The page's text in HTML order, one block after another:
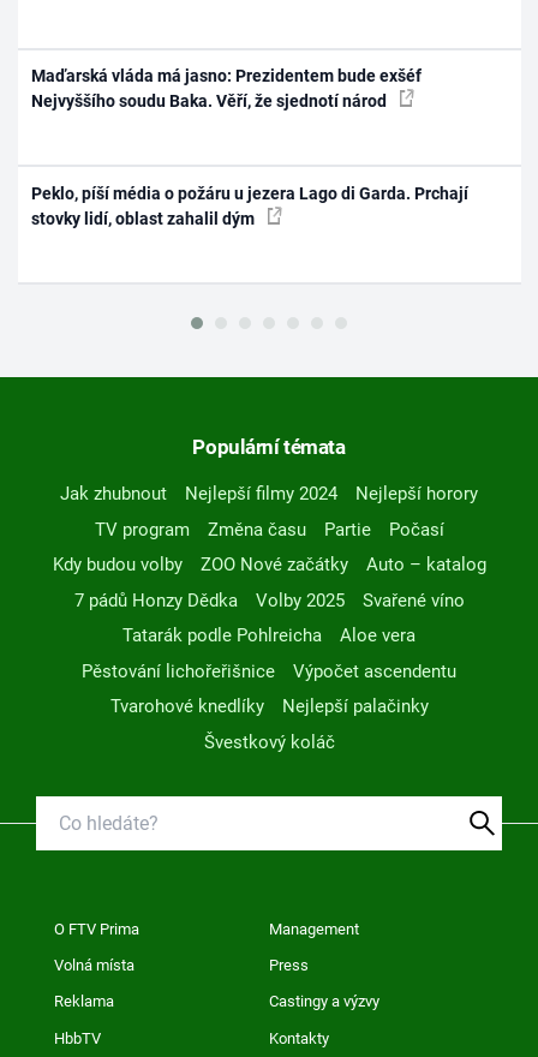
Maďarská vláda má jasno: Prezidentem bude exšéf
Nejvyššího soudu Baka. Věří, že sjednotí národ
Peklo, píší média o požáru u jezera Lago di Garda. Prchají
stovky lidí, oblast zahalil dým
Populární témata
Jak zhubnout Nejlepší filmy 2024
Nejlepší horory
TV program
Změna času Partie
Počasí
Kdy budou volby
ZOO Nové začátky
Auto – katalog
7 pádů Honzy Dědka
Volby 2025
Svařené víno
Tatarák podle Pohlreicha
Aloe vera
Pěstování lichořeřišnice
Výpočet ascendentu
Tvarohové knedlíky
Nejlepší palačinky
Švestkový koláč
O FTV Prima Management
Volná místa Press
Reklama Castingy a výzvy
HbbTV Kontakty